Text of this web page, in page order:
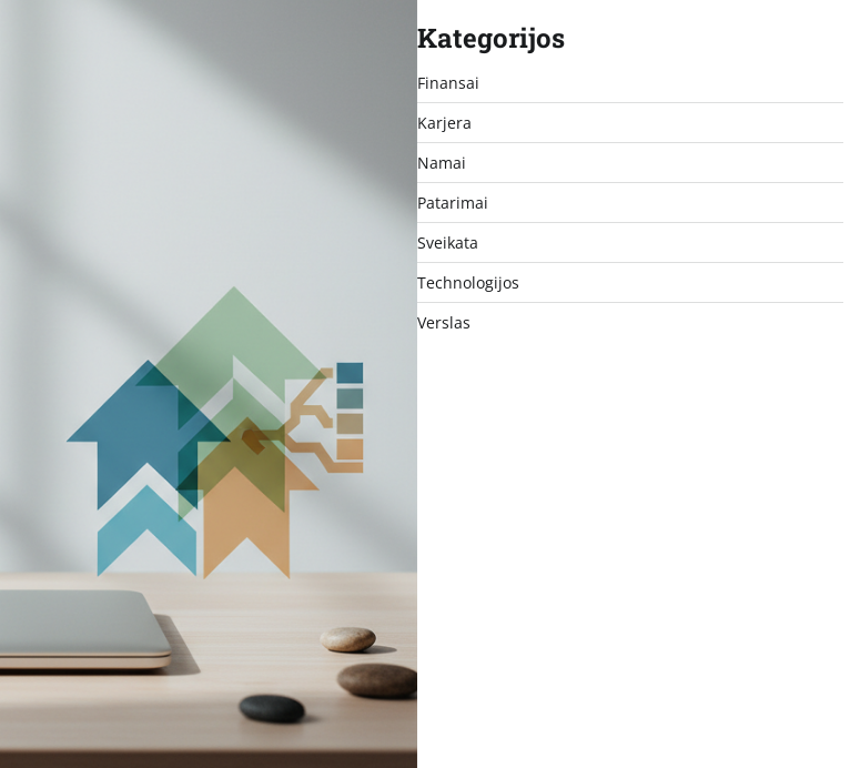
Kategorijos
Finansai
Karjera
Namai
Patarimai
Sveikata
Technologijos
Verslas